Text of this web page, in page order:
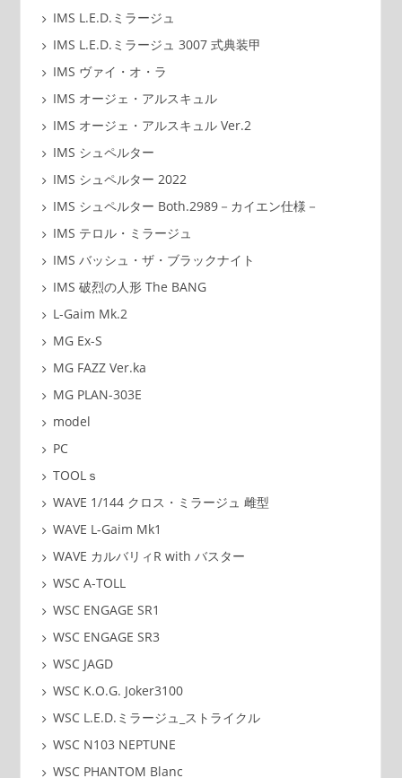
IMS L.E.D.ミラージュ
IMS L.E.D.ミラージュ 3007 式典装甲
IMS ヴァイ・オ・ラ
IMS オージェ・アルスキュル
IMS オージェ・アルスキュル Ver.2
IMS シュペルター
IMS シュペルター 2022
IMS シュペルター Both.2989－カイエン仕様－
IMS テロル・ミラージュ
IMS バッシュ・ザ・ブラックナイト
IMS 破烈の人形 The BANG
L-Gaim Mk.2
MG Ex-S
MG FAZZ Ver.ka
MG PLAN-303E
model
PC
TOOLｓ
WAVE 1/144 クロス・ミラージュ 雌型
WAVE L-Gaim Mk1
WAVE カルバリィR with バスター
WSC A-TOLL
WSC ENGAGE SR1
WSC ENGAGE SR3
WSC JAGD
WSC K.O.G. Joker3100
WSC L.E.D.ミラージュ_ストライクル
WSC N103 NEPTUNE
WSC PHANTOM Blanc